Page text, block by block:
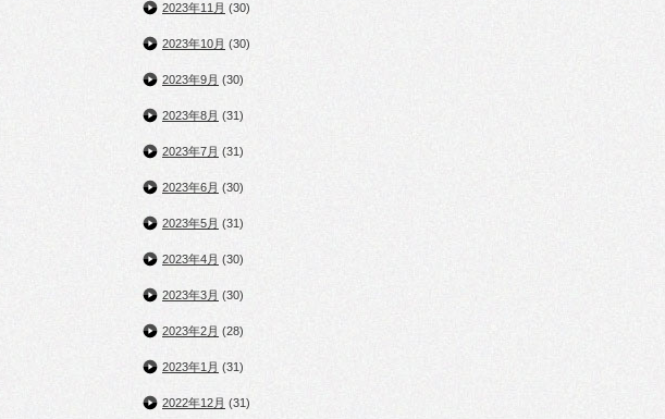
2023年11月 (30)
2023年10月 (30)
2023年9月 (30)
2023年8月 (31)
2023年7月 (31)
2023年6月 (30)
2023年5月 (31)
2023年4月 (30)
2023年3月 (30)
2023年2月 (28)
2023年1月 (31)
2022年12月 (31)